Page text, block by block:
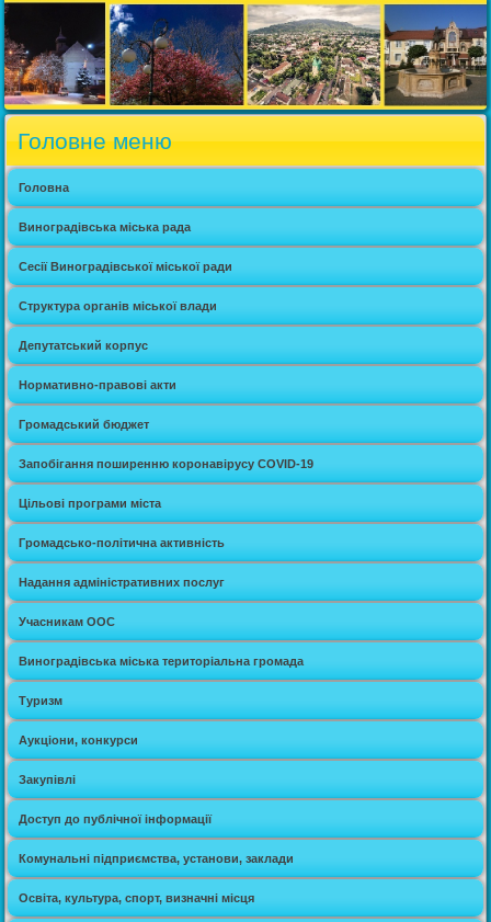
Головне меню
Головна
Виноградівська міська рада
Сесії Виноградівської міської ради
Структура органів міської влади
Депутатський корпус
Нормативно-правові акти
Громадський бюджет
Запобігання поширенню коронавірусу COVID-19
Цільові програми міста
Громадсько-політична активність
Надання адміністративних послуг
Учасникам ООС
Виноградівська міська територіальна громада
Туризм
Аукціони, конкурси
Закупівлі
Доступ до публічної інформації
Комунальні підприємства, установи, заклади
Освіта, культура, спорт, визначні місця